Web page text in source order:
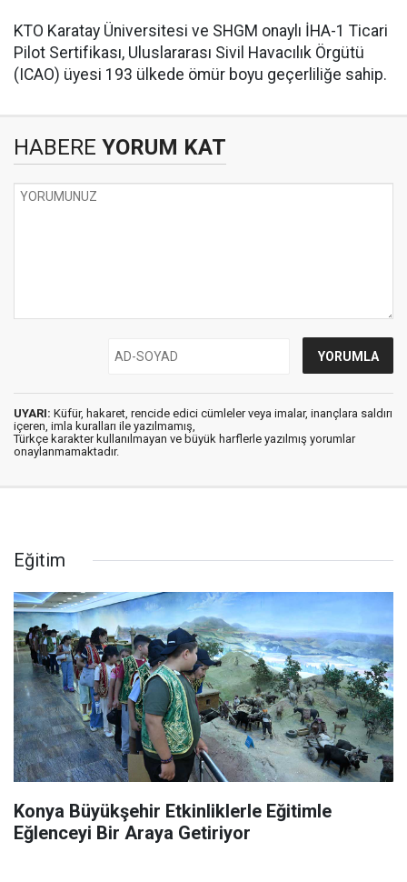
KTO Karatay Üniversitesi ve SHGM onaylı İHA-1 Ticari
Pilot Sertifikası, Uluslararası Sivil Havacılık Örgütü
(ICAO) üyesi 193 ülkede ömür boyu geçerliliğe sahip.
HABERE YORUM KAT
UYARI: Küfür, hakaret, rencide edici cümleler veya imalar, inançlara saldırı
içeren, imla kuralları ile yazılmamış,
Türkçe karakter kullanılmayan ve büyük harflerle yazılmış yorumlar
onaylanmamaktadır.
Eğitim
Konya Büyükşehir Etkinliklerle Eğitimle
Eğlenceyi Bir Araya Getiriyor